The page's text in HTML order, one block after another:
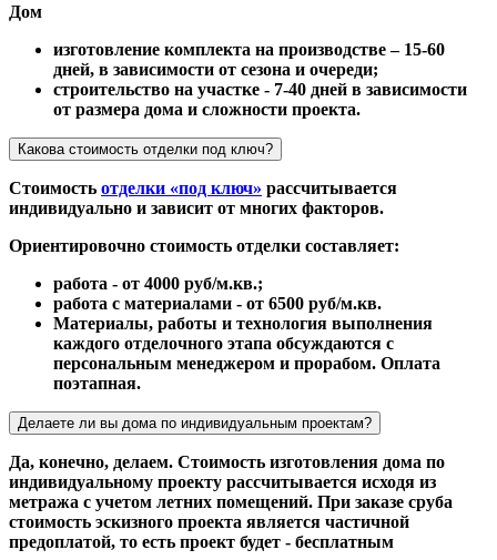
Дом
изготовление комплекта на производстве – 15-60
дней, в зависимости от сезона и очереди;
строительство на участке - 7-40 дней в зависимости
от размера дома и сложности проекта.
Какова стоимость отделки под ключ?
Стоимость отделки «под ключ» рассчитывается
индивидуально и зависит от многих факторов.
Ориентировочно стоимость отделки составляет:
работа - от 4000 руб/м.кв.;
работа с материалами - от 6500 руб/м.кв.
Материалы, работы и технология выполнения
каждого отделочного этапа обсуждаются с
персональным менеджером и прорабом. Оплата
поэтапная.
Делаете ли вы дома по индивидуальным проектам?
Да, конечно, делаем. Стоимость изготовления дома по
индивидуальному проекту рассчитывается исходя из
метража с учетом летних помещений. При заказе сруба
стоимость эскизного проекта является частичной
предоплатой, то есть проект будет - бесплатным